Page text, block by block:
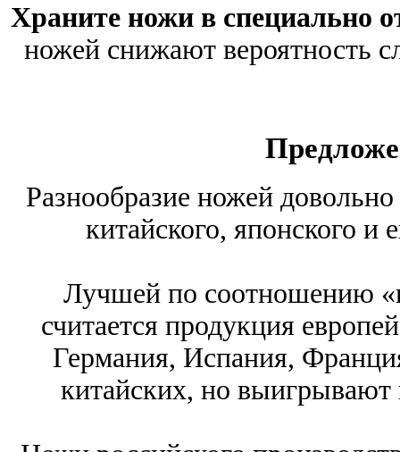
Храните ножи в специально
ножей снижают вероятность
Разнообразие ножей
китайского, японского и
Лучшей по соотношению
считается продукция
Германия, Испания,
китайских, но выигрывают